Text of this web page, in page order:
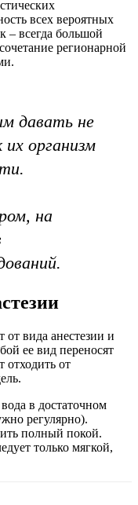
всех вероятных
– всегда большой
регионарной
давать не
их организм
на
от вида анестезии и
ее вид переносят
отходить от
в достаточном
регулярно).
полный покой.
только мягкой,